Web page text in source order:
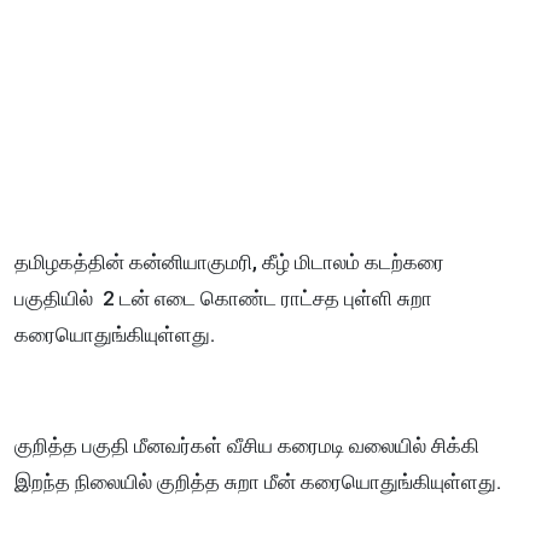
தமிழகத்தின் கன்னியாகுமரி, கீழ் மிடாலம் கடற்கரை
பகுதியில் 2 டன் எடை கொண்ட ராட்சத புள்ளி சுறா
கரையொதுங்கியுள்ளது.
குறித்த பகுதி மீனவர்கள் வீசிய கரைமடி வலையில் சிக்கி
இறந்த நிலையில் குறித்த சுறா மீன் கரையொதுங்கியுள்ளது.